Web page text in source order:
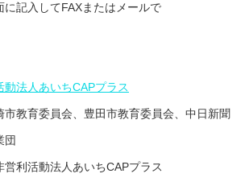
記入してFAXまたはメールで
動法人あいちCAPプラス
教育委員会、豊田市教育委員会、中日新聞
団
利活動法人あいちCAPプラス